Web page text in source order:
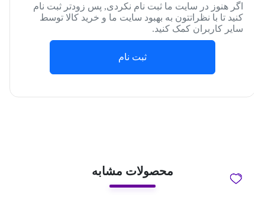
اگر هنوز در سایت ما ثبت نام نکردی, پس زودتر ثبت نام
کنید تا با نظراتتون به بهبود سایت ما و خرید کالا توسط
سایر کاربران کمک کنید.
ثبت نام
محصولات مشابه